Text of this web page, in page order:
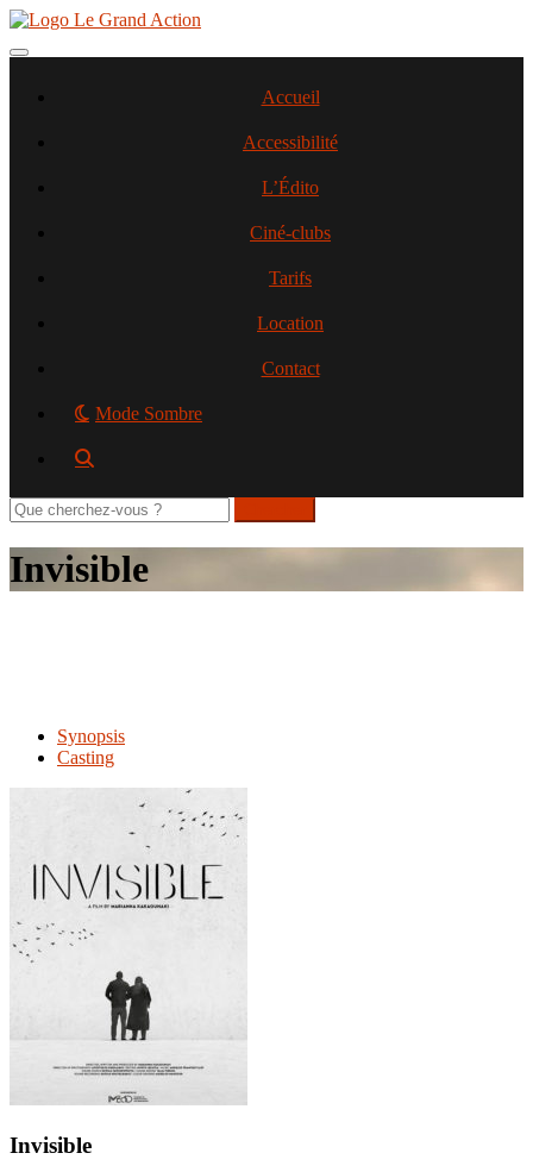
Aller
contenu
Toggle navigation
Accueil
Accessibilité
L’Édito
Ciné-clubs
Tarifs
Location
Contact
Mode Sombre
Rechercher
sur
le
site
Invisible
Synopsis
Casting
Invisible